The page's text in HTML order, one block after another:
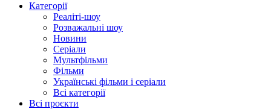
Категорії
Реаліті-шоу
Розважальні шоу
Новини
Серіали
Мультфільми
Фільми
Українські фільми і серіали
Всі категорії
Всі проєкти